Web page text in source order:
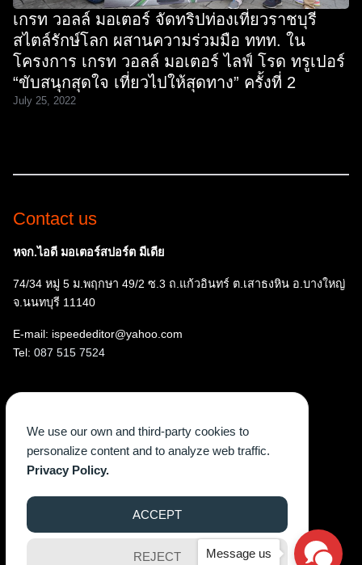
เกรท วอลล์ มอเตอร์ จัดทริปท่องเที่ยวราชบุรี
สไตล์รักษ์โลก ผสานความร่วมมือ ททท. ใน
โครงการ เกรท วอลล์ มอเตอร์ ไลฟ์ โรด ทรูเปอร์
“ขับสนุกสุดใจ เที่ยวไปให้สุดทาง” ครั้งที่ 2
July 25, 2022
Contact us
หจก.ไอดี มอเตอร์สปอร์ต มีเดีย
74/34 หมู่ 5 ม.พฤกษา 49/2 ซ.3 ถ.แก้วอินทร์ ต.เสาธงหิน อ.บางใหญ่
จ.นนทบุรี 11140
E-mail: ispeededitor@yahoo.com
Tel: 087 515 7524
Facebook
Instagram
YouTube
X TikTok
©2026 WWW.ISPEEDEGAZINE.COM. ALL RIGHTS RESERVED.
Message us
We use our own and third-party cookies to
personalize content and to analyze web traffic.
Privacy Policy.
ACCEPT
REJECT